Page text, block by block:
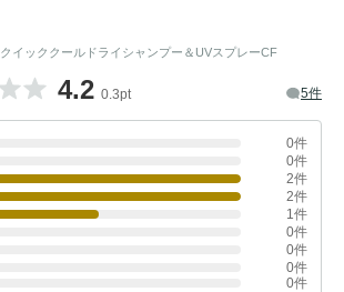
クイッククールドライシャンプー＆UVスプレーCF
4.2 0.3pt 5件
0件
0件
2件
2件
1件
0件
0件
0件
0件